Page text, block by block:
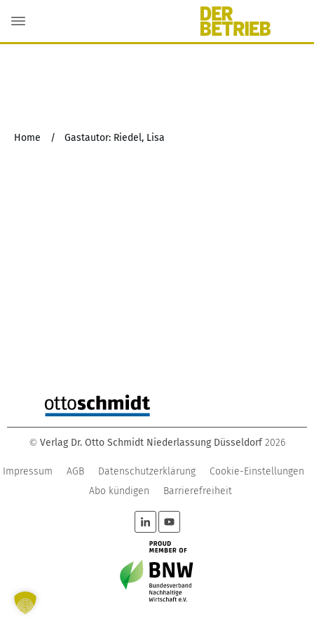
Home / Gastautor: Riedel, Lisa
© Verlag Dr. Otto Schmidt Niederlassung Düsseldorf 2026
Impressum AGB Datenschutzerklärung
Cookie-Einstellungen
Abo kündigen
Barrierefreiheit